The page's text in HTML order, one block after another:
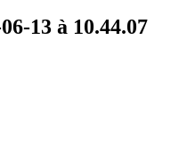
13 à 10.44.07